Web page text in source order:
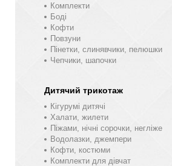
Комплекти
Боді
Кофти
Повзуни
Пінетки, слинявчики, пелюшки
Чепчики, шапочки
Дитячий трикотаж
Кігурумі дитячі
Халати, жилети
Піжами, нічні сорочки, негліже
Водолазки, джемпери
Кофти, костюми
Комплекти для дівчат